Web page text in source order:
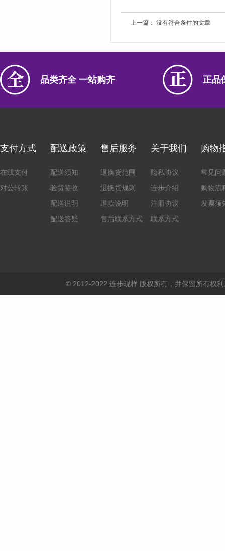
上一篇： 没有符合条件的文章
品类齐全 一站购齐 正品
支付方式
在线支付
对公转账
配送政策
配送须知
验货签收
配送说明
配送答疑
售后服务
退换货范围
退换货规则
退款说明
售后联系方式
关于我们
隐私协议
连步介绍
注册协议
联系方式
购物
常见问
购物流
发票须
© 2012-2022 连步现样 版权所有，并保留所有权